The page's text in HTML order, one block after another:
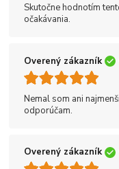
Skutočne hodnotím
očakávania.
Overený zákazník
Nemal som ani
odporúčam.
Overený zákazník